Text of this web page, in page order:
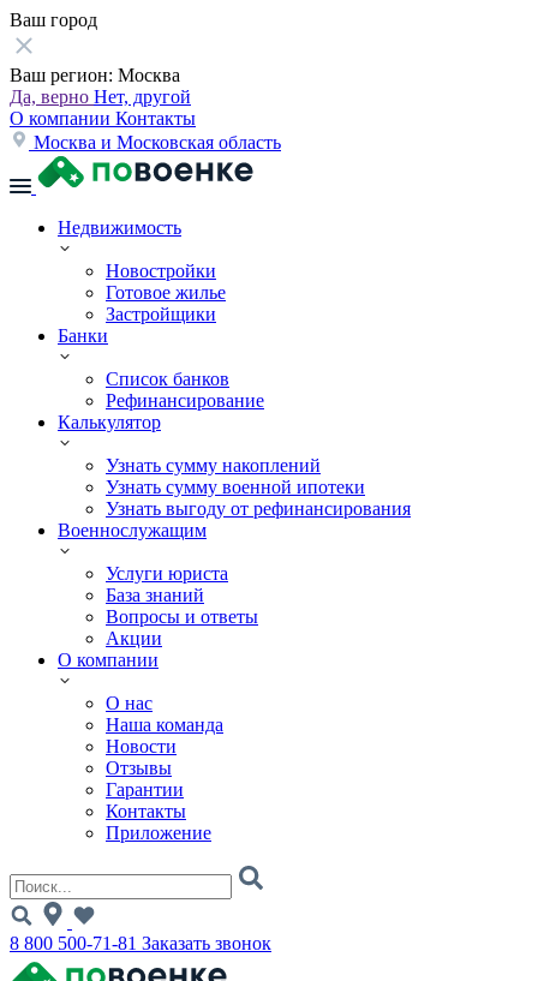
Ваш город
Ваш регион: Москва
Да, верно Нет, другой
О компании Контакты
Москва и Московская область
Недвижимость
Новостройки
Готовое жилье
Застройщики
Банки
Список банков
Рефинансирование
Калькулятор
Узнать сумму накоплений
Узнать сумму военной ипотеки
Узнать выгоду от рефинансирования
Военнослужащим
Услуги юриста
База знаний
Вопросы и ответы
Акции
О компании
О нас
Наша команда
Новости
Отзывы
Гарантии
Контакты
Приложение
8 800 500-71-81 Заказать звонок